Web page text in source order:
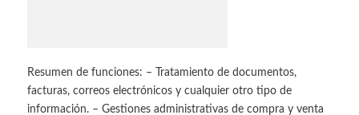
Resumen de funciones: – Tratamiento de documentos,
facturas, correos electrónicos y cualquier otro tipo de
información. – Gestiones administrativas de compra y venta